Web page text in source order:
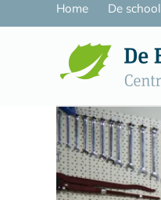
Home De school